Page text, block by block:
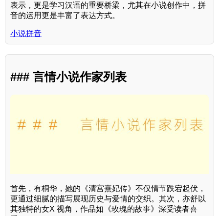
表示，更是学习汉语的重要桥梁，尤其在小说创作中，拼
音的运用更是丰富了表达方式。
小说拼音
### 言情小说作家列表
首先，有桐华，她的《清宫熹妃传》不仅情节跌宕起伏，
更通过细腻的描写展现历史与爱情的交织。其次，亦舒以
其独特的女X 视角，作品如《玫瑰的故事》深受读者喜